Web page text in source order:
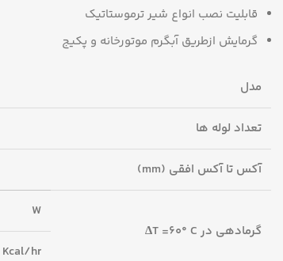
قابلیت نصب انواع شیر ترموستاتیک
گرمایش ازطریق آبگرم موتورخانه و پکیج
مدل
تعداد لوله ها
آکس تا آکس افقی (mm)
گرمادهی در T =60° C∆
W
Kcal/hr